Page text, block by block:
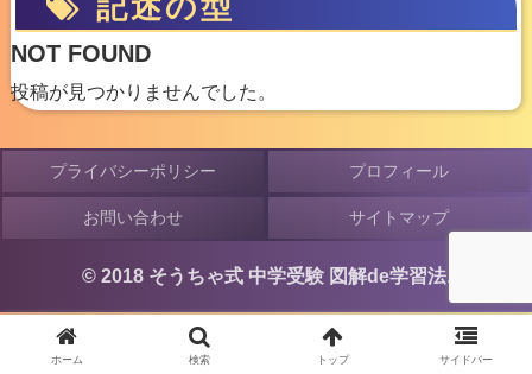
記述の型
NOT FOUND
投稿が見つかりませんでした。
プライバシーポリシー プロフィール
お問い合わせ サイトマップ
© 2018 そうちゃ式 中学受験 図解de学習法.
ホーム 検索 トップ サイドバー